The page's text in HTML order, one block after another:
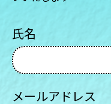
氏名
メールアドレス